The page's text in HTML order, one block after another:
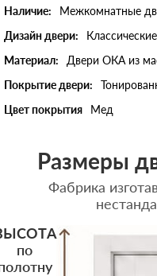
Наличие:
Межкомнатные
Дизайн двери:
Материал:
Двери ОКА из
Покрытие двери:
Цвет покрытия
Мед
Размеры
Фабрика
по